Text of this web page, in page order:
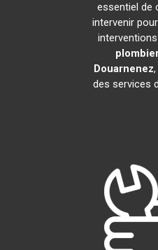
essentiel de
intervenir
Douarnenez
des services